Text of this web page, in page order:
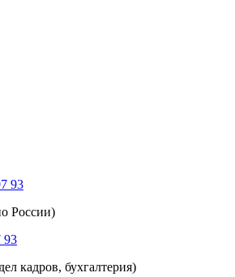
93
России)
93
кадров, бухгалтерия)